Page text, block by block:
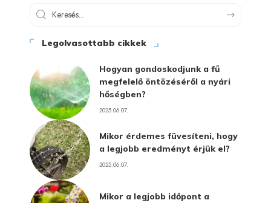
Legolvasottabb cikkek
Hogyan gondoskodjunk a fű
megfelelő öntözéséről a nyári
hőségben?
2025.06.07.
Mikor érdemes füvesíteni, hogy
a legjobb eredményt érjük el?
2025.06.07.
Mikor a legjobb időpont a